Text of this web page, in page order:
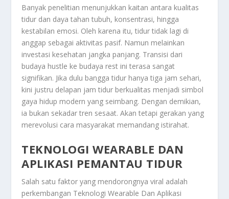
Banyak penelitian menunjukkan kaitan antara kualitas
tidur dan daya tahan tubuh, konsentrasi, hingga
kestabilan emosi. Oleh karena itu, tidur tidak lagi di
anggap sebagai aktivitas pasif. Namun melainkan
investasi kesehatan jangka panjang. Transisi dari
budaya hustle ke budaya rest ini terasa sangat
signifikan. Jika dulu bangga tidur hanya tiga jam sehari,
kini justru delapan jam tidur berkualitas menjadi simbol
gaya hidup modern yang seimbang. Dengan demikian,
ia bukan sekadar tren sesaat. Akan tetapi gerakan yang
merevolusi cara masyarakat memandang istirahat.
TEKNOLOGI WEARABLE DAN
APLIKASI PEMANTAU TIDUR
Salah satu faktor yang mendorongnya viral adalah
perkembangan Teknologi Wearable Dan Aplikasi